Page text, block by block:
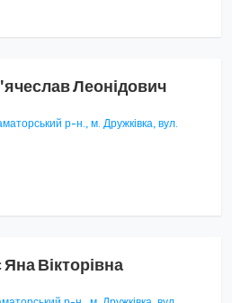
Леонідович
р-н., м. Дружківка, вул.
Вікторівна